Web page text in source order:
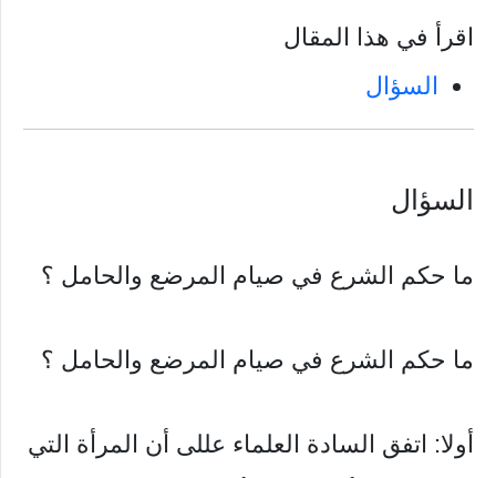
اقرأ في هذا المقال
السؤال
السؤال
ما حكم الشرع في صيام المرضع والحامل ؟
ما حكم الشرع في صيام المرضع والحامل ؟
أولا: اتفق السادة العلماء عللى أن المرأة التي